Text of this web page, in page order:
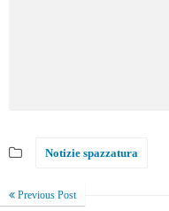
Notizie spazzatura
Previous Post